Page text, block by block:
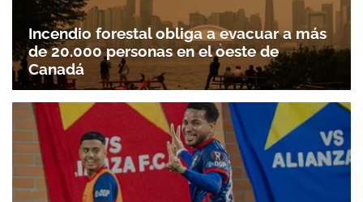
Incendio forestal obliga a evacuar a más
de 20.000 personas en el oeste de
Canadá